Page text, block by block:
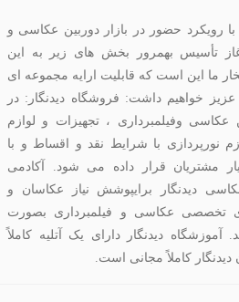
مجموعه دیدنگار در سال 1389 با رویکرد حضور در بازار دوربین عکاسی و
تأسیس بهمرور بخش های زیر به این
ما این است که قابلیت ارایه مجموعه ای
خواهیم داشت: فروشگاه دیدنگار: در
عکاسی وفیلمبرداری ، تجهیزات و لوازم
نورپردازی با شرایط نقد و اقساط و با
مشتریان قرار داده می شود. آکادمی
دیدنگار برایپوشش نیاز عکاسان و
تخصصی عکاسی و فیلمبرداری بصورت
آموزشگاه دیدنگار دارای یک آتلیه کاملاً
کاملاً مجانی است.